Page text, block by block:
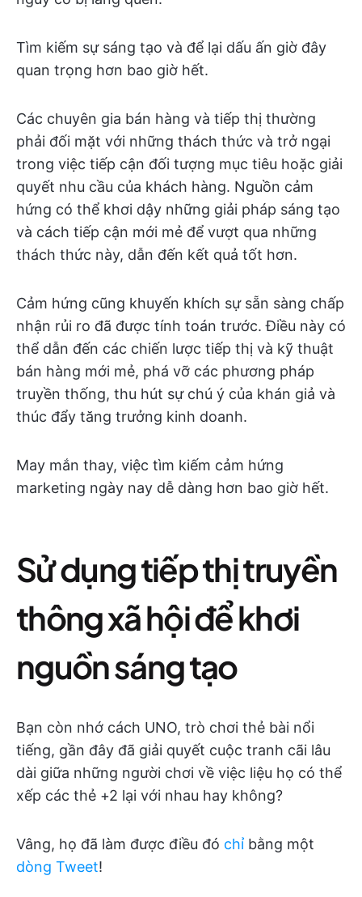
Tìm kiếm sự sáng tạo và để lại dấu ấn giờ đây
quan trọng hơn bao giờ hết.
Các chuyên gia bán hàng và tiếp thị thường
phải đối mặt với những thách thức và trở ngại
trong việc tiếp cận đối tượng mục tiêu hoặc giải
quyết nhu cầu của khách hàng. Nguồn cảm
hứng có thể khơi dậy những giải pháp sáng tạo
và cách tiếp cận mới mẻ để vượt qua những
thách thức này, dẫn đến kết quả tốt hơn.
Cảm hứng cũng khuyến khích sự sẵn sàng chấp
nhận rủi ro đã được tính toán trước. Điều này có
thể dẫn đến các chiến lược tiếp thị và kỹ thuật
bán hàng mới mẻ, phá vỡ các phương pháp
truyền thống, thu hút sự chú ý của khán giả và
thúc đẩy tăng trưởng kinh doanh.
May mắn thay, việc tìm kiếm cảm hứng
marketing ngày nay dễ dàng hơn bao giờ hết.
Sử dụng tiếp thị truyền
thông xã hội để khơi
nguồn sáng tạo
Bạn còn nhớ cách UNO, trò chơi thẻ bài nổi
tiếng, gần đây đã giải quyết cuộc tranh cãi lâu
dài giữa những người chơi về việc liệu họ có thể
xếp các thẻ +2 lại với nhau hay không?
Vâng, họ đã làm được điều đó chỉ bằng một
dòng Tweet!